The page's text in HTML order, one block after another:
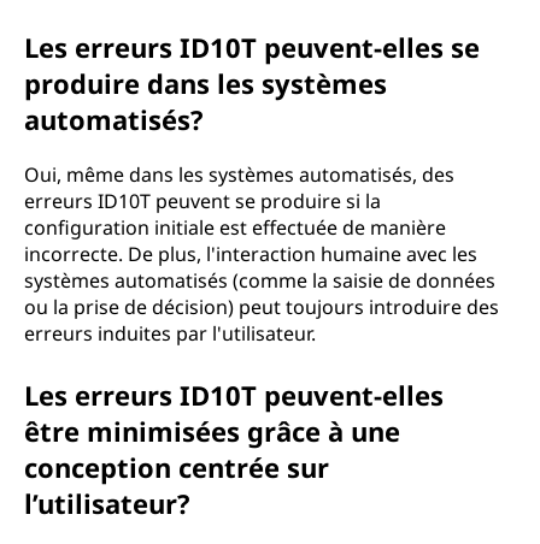
Les erreurs ID10T peuvent-elles se
produire dans les systèmes
automatisés?
Oui, même dans les systèmes automatisés, des
erreurs ID10T peuvent se produire si la
configuration initiale est effectuée de manière
incorrecte. De plus, l'interaction humaine avec les
systèmes automatisés (comme la saisie de données
ou la prise de décision) peut toujours introduire des
erreurs induites par l'utilisateur.
Les erreurs ID10T peuvent-elles
être minimisées grâce à une
conception centrée sur
l’utilisateur?